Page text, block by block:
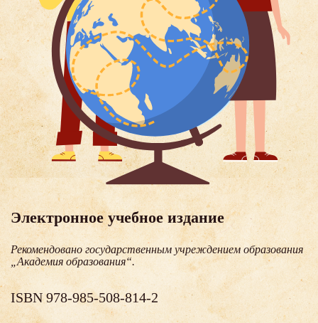
Электронное учебное издание
Рекомендовано государственным учреждением образования
„Академия образования“.
ISBN 978-985-508-814-2